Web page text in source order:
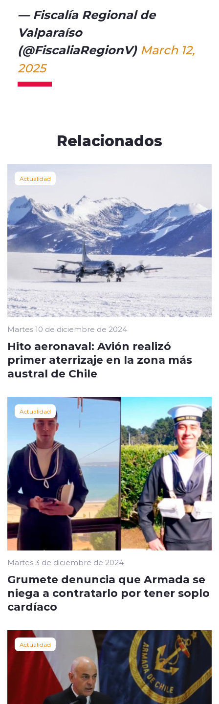
— Fiscalía Regional de
Valparaíso
(@FiscaliaRegionV) March 12,
2025
Relacionados
Actualidad
Martes 10 de diciembre de 2024
Hito aeronaval: Avión realizó
primer aterrizaje en la zona más
austral de Chile
Actualidad
Martes 3 de diciembre de 2024
Grumete denuncia que Armada se
niega a contratarlo por tener soplo
cardíaco
Actualidad